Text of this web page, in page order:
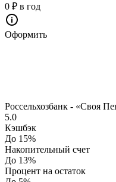
0 ₽ в год
Оформить
Россельхозбанк - «Своя
5.0
Кэшбэк
До 15%
Накопительный счет
До 13%
Процент на остаток